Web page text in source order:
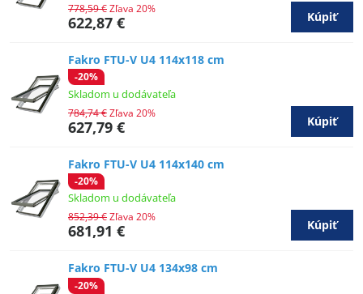
622,87 €
778,59 €Zľava 20%
Kúpiť
Fakro FTU-V U4 114x118 cm
-20%
Skladom u dodávateľa
627,79 €
784,74 €Zľava 20%
Kúpiť
Fakro FTU-V U4 114x140 cm
-20%
Skladom u dodávateľa
681,91 €
852,39 €Zľava 20%
Kúpiť
Fakro FTU-V U4 134x98 cm
-20%